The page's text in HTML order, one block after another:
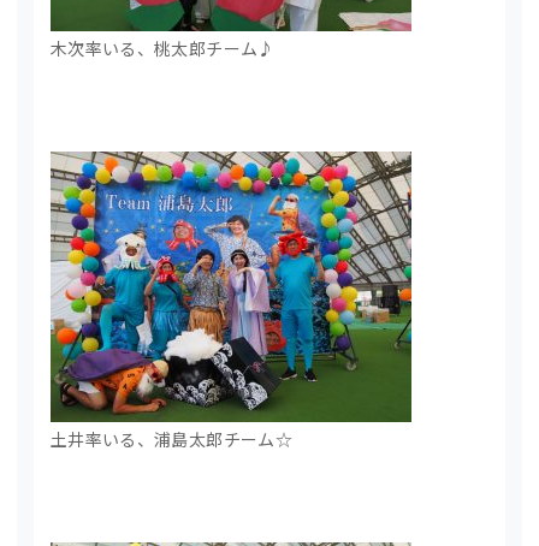
木次率いる、桃太郎チーム♪
土井率いる、浦島太郎チーム☆